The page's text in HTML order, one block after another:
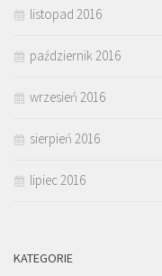
listopad 2016
październik 2016
wrzesień 2016
sierpień 2016
lipiec 2016
KATEGORIE